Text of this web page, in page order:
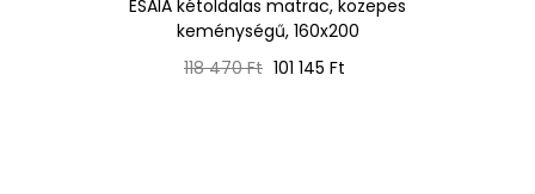
ESAIA kétoldalas matrac, közepes
keménységű, 160x200
Normál
118 470 Ft Ár
101 145 Ft